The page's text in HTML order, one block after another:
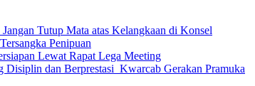
Tutup Mata atas Kelangkaan di Konsel
Penipuan
Lewat Rapat Lega Meeting
‎Kwarcab Gerakan Pramuka